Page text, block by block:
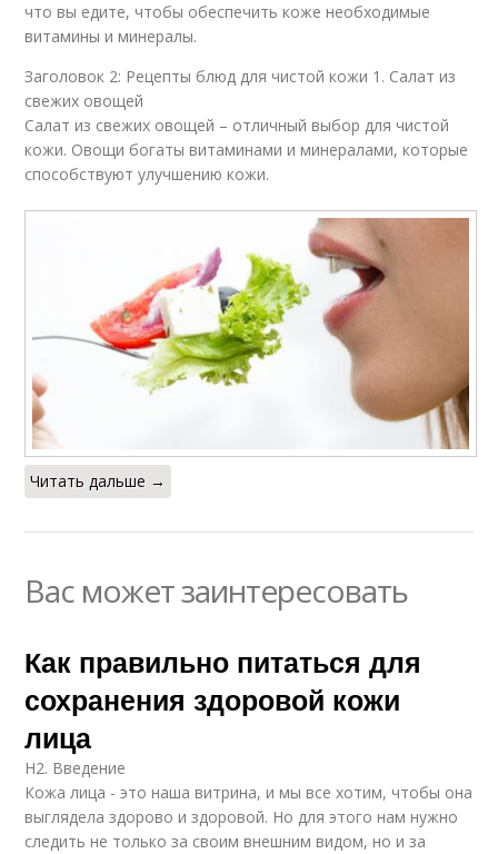
что вы едите, чтобы обеспечить коже необходимые
витамины и минералы.
Заголовок 2: Рецепты блюд для чистой кожи 1. Салат из
свежих овощей
Салат из свежих овощей – отличный выбор для чистой
кожи. Овощи богаты витаминами и минералами, которые
способствуют улучшению кожи.
Читать дальше →
Вас может заинтересовать
Как правильно питаться для
сохранения здоровой кожи
лица
H2. Введение
Кожа лица - это наша витрина, и мы все хотим, чтобы она
выглядела здорово и здоровой. Но для этого нам нужно
следить не только за своим внешним видом, но и за